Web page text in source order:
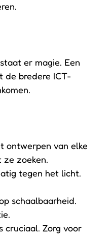
er magie. Een
de bredere ICT-
ontwerpen van elke
ze zoeken.
tegen het licht.
schaalbaarheid.
cruciaal. Zorg voor